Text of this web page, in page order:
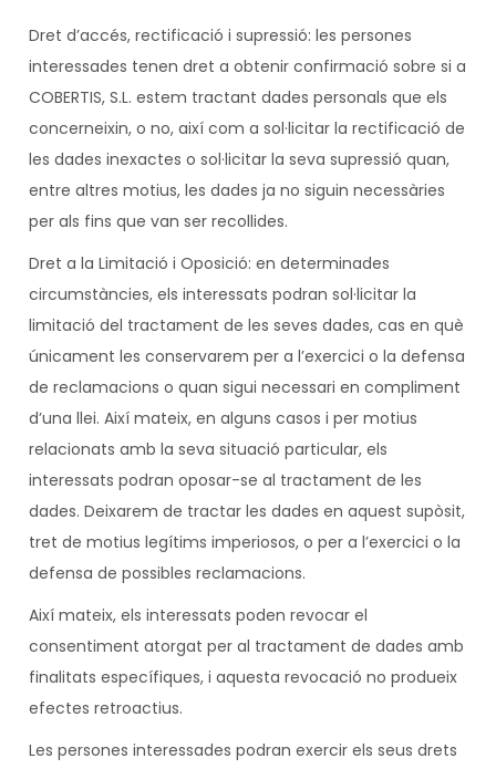
Dret d’accés, rectificació i supressió: les persones
interessades tenen dret a obtenir confirmació sobre si a
COBERTIS, S.L. estem tractant dades personals que els
concerneixin, o no, així com a sol·licitar la rectificació de
les dades inexactes o sol·licitar la seva supressió quan,
entre altres motius, les dades ja no siguin necessàries
per als fins que van ser recollides.
Dret a la Limitació i Oposició: en determinades
circumstàncies, els interessats podran sol·licitar la
limitació del tractament de les seves dades, cas en què
únicament les conservarem per a l’exercici o la defensa
de reclamacions o quan sigui necessari en compliment
d’una llei. Així mateix, en alguns casos i per motius
relacionats amb la seva situació particular, els
interessats podran oposar-se al tractament de les
dades. Deixarem de tractar les dades en aquest supòsit,
tret de motius legítims imperiosos, o per a l’exercici o la
defensa de possibles reclamacions.
Així mateix, els interessats poden revocar el
consentiment atorgat per al tractament de dades amb
finalitats específiques, i aquesta revocació no produeix
efectes retroactius.
Les persones interessades podran exercir els seus drets